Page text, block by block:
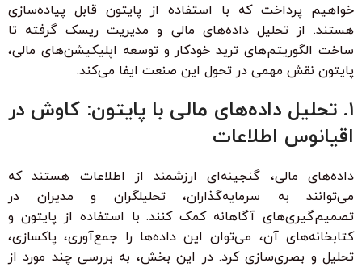
خواهیم پرداخت که با استفاده از پایتون قابل پیاده‌سازی
هستند. از تحلیل داده‌های مالی و مدیریت ریسک گرفته تا
ساخت الگوریتم‌های ترید خودکار و توسعه اپلیکیشن‌های مالی،
پایتون نقش مهمی در تحول این صنعت ایفا می‌کند.
۱. تحلیل داده‌های مالی با پایتون: کاوش در
اقیانوس اطلاعات
داده‌های مالی، گنجینه‌ای ارزشمند از اطلاعات هستند که
می‌توانند به سرمایه‌گذاران، تحلیلگران و مدیران در
تصمیم‌گیری‌های آگاهانه کمک کنند. با استفاده از پایتون و
کتابخانه‌های آن، می‌توان این داده‌ها را جمع‌آوری، پاکسازی،
تحلیل و بصری‌سازی کرد. در این بخش، به بررسی چند مورد از